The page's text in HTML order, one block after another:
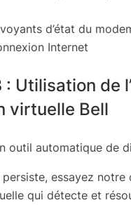
d’état du
Internet
: Utilisation de
virtuelle Bell
outil automatique de
essayez notre
qui détecte et